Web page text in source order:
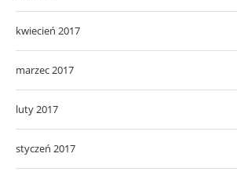
kwiecień 2017
marzec 2017
luty 2017
styczeń 2017